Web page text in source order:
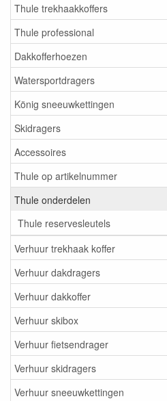
Thule trekhaakkoffers
Thule professional
Dakkofferhoezen
Watersportdragers
König sneeuwkettingen
Skidragers
Accessoires
Thule op artikelnummer
Thule onderdelen
Thule reservesleutels
Verhuur trekhaak koffer
Verhuur dakdragers
Verhuur dakkoffer
Verhuur skibox
Verhuur fietsendrager
Verhuur skidragers
Verhuur sneeuwkettingen